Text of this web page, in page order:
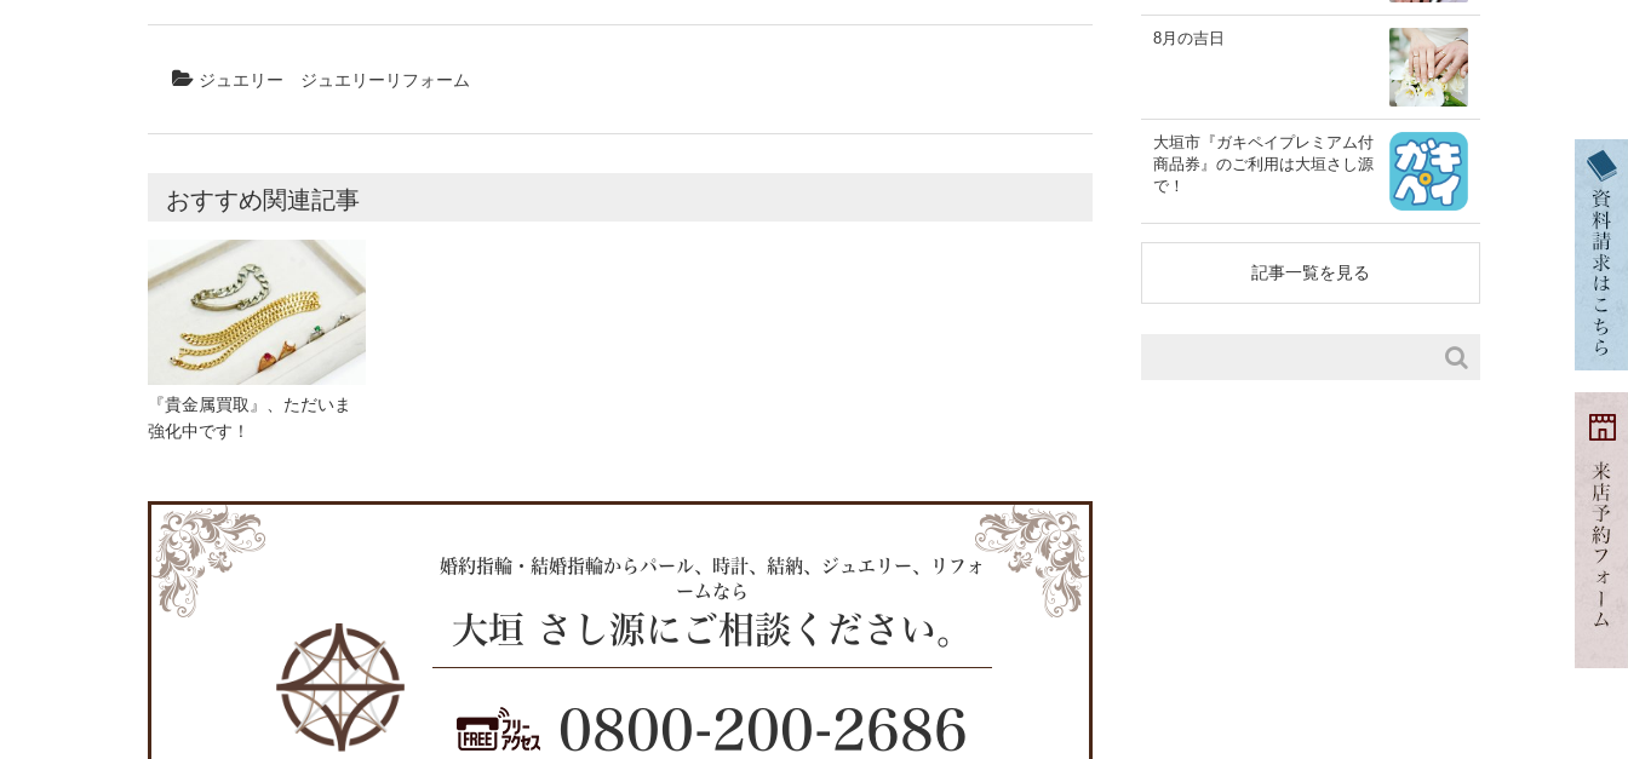
ジュエリー ジュエリーリフォーム
おすすめ関連記事
『貴金属買取』、ただいま
強化中です！
婚約指輪・結婚指輪からパール、時計、 結納、ジュエリー、リフォ
ームなら
大垣 さし源にご相談ください。
0800-200-2686
8月の吉日
大垣市『ガキペイプレミアム付
商品券』のご利用は大垣さし源
で！
記事一覧を見る